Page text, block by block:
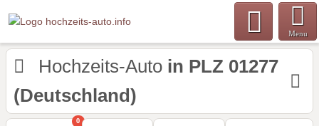
Menu
Hochzeits-Auto in PLZ 01277
(Deutschland)
0